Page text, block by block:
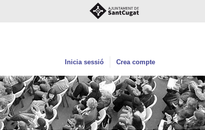
Inicia sessió Crea compte